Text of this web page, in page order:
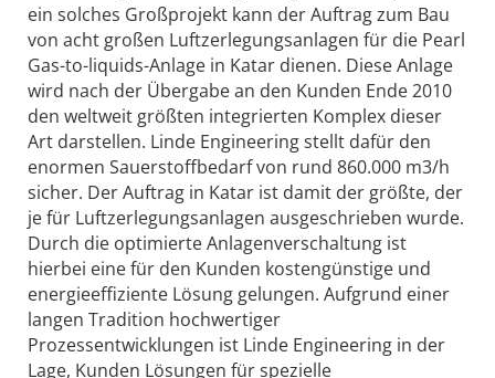
ein solches Großprojekt kann der Auftrag zum Bau
von acht großen Luftzerlegungsanlagen für die Pearl
Gas-to-liquids-Anlage in Katar dienen. Diese Anlage
wird nach der Übergabe an den Kunden Ende 2010
den weltweit größten integrierten Komplex dieser
Art darstellen. Linde Engineering stellt dafür den
enormen Sauerstoffbedarf von rund 860.000 m3/h
sicher. Der Auftrag in Katar ist damit der größte, der
je für Luftzerlegungsanlagen ausgeschrieben wurde.
Durch die optimierte Anlagenverschaltung ist
hierbei eine für den Kunden kostengünstige und
energieeffiziente Lösung gelungen. Aufgrund einer
langen Tradition hochwertiger
Prozessentwicklungen ist Linde Engineering in der
Lage, Kunden Lösungen für spezielle